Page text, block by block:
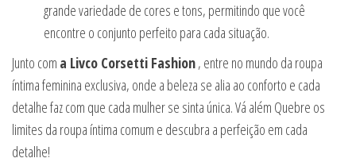
grande variedade de cores e tons, permitindo que você
encontre o conjunto perfeito para cada situação.
Junto com a Livco Corsetti Fashion, entre no mundo da roupa
íntima feminina exclusiva, onde a beleza se alia ao conforto e cada
detalhe faz com que cada mulher se sinta única. Vá além Quebre os
limites da roupa íntima comum e descubra a perfeição em cada
detalhe!